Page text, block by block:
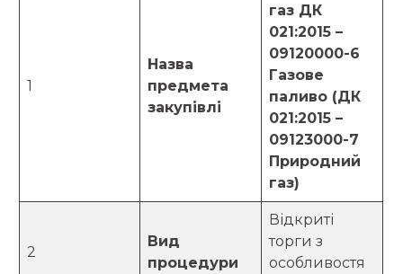
1
Назва
предмета
закупівлі
газ ДК
021:2015 –
09120000-6
Газове
паливо (ДК
021:2015 –
09123000-7
Природний
газ)
2
Вид
процедури
Відкриті
торги з
особливостя